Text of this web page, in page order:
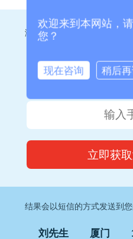
测试结果将发送到您的手机
结果会以短信的方式发送到
厦门
李先生
福州
泉州
马女士
福州
刘先生
厦门
欢迎来到本网站，
您？
现在咨询 稍后